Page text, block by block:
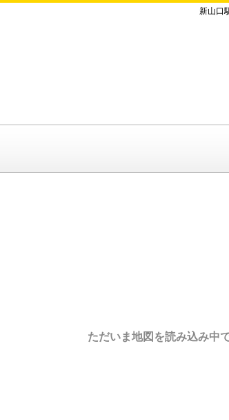
新山口
ただいま地図を読み込み中